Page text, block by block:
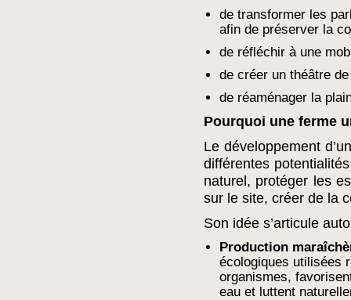
de transformer les
afin de préserver la
de réfléchir à une
de créer un théâtre
de réaménager la
Pourquoi une ferme
Le développement
différentes
naturel, protéger les
sur le site, créer de la
Son idée s’articule
Production
écologiques utilisées
organismes,
eau et luttent